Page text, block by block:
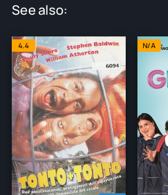
See also:
4.4 N/A